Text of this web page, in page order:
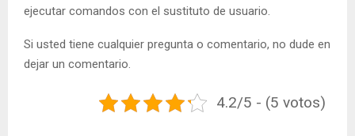
ejecutar comandos con el sustituto de usuario.
Si usted tiene cualquier pregunta o comentario, no dude en
dejar un comentario.
4.2/5 - (5 votos)